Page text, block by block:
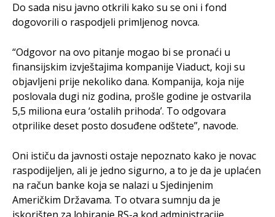
Do sada nisu javno otkrili kako su se oni i fond
dogovorili o raspodjeli primljenog novca.
“Odgovor na ovo pitanje mogao bi se pronaći u
finansijskim izvještajima kompanije Viaduct, koji su
objavljeni prije nekoliko dana. Kompanija, koja nije
poslovala dugi niz godina, prošle godine je ostvarila
5,5 miliona eura ‘ostalih prihoda’. To odgovara
otprilike deset posto dosuđene odštete”, navode.
Oni ističu da javnosti ostaje nepoznato kako je novac
raspodijeljen, ali je jedno sigurno, a to je da je uplaćen
na račun banke koja se nalazi u Sjedinjenim
Američkim Državama. To otvara sumnju da je